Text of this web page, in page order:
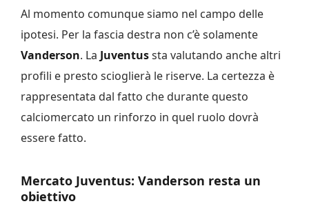
Al momento comunque siamo nel campo delle
ipotesi. Per la fascia destra non c’è solamente
Vanderson. La Juventussta valutando anche altri
profili e presto scioglierà le riserve. La certezza è
rappresentata dal fatto che durante questo
calciomercato un rinforzo in quel ruolo dovrà
essere fatto.
Mercato Juventus: Vanderson resta un
obiettivo